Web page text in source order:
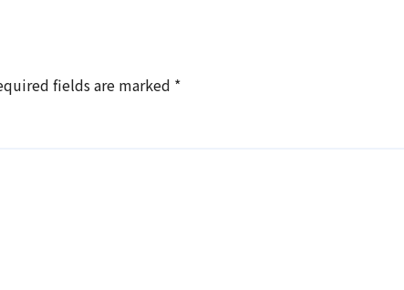
fields are marked *